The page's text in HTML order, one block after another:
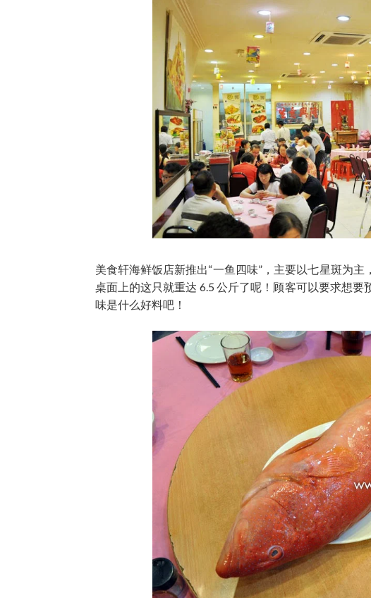
美食轩海鲜饭店新推出“一鱼四味”，主要以七星斑为
桌面上的这只就重达 6.5 公斤了呢！顾客可以要求想
味是什么好料吧！